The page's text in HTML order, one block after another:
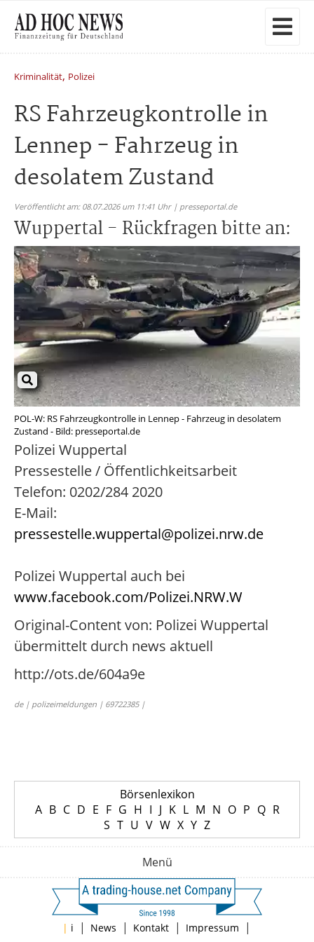
Kriminalität, Polizei
RS Fahrzeugkontrolle in
Lennep - Fahrzeug in
desolatem Zustand
Veröffentlicht am: 08.07.2026 um 11:41 Uhr | presseportal.de
Wuppertal - Rückfragen bitte an:
POL-W: RS Fahrzeugkontrolle in Lennep - Fahrzeug in desolatem
Zustand - Bild: presseportal.de
Polizei Wuppertal
Pressestelle / Öffentlichkeitsarbeit
Telefon: 0202/284 2020
E-Mail:
pressestelle.wuppertal@polizei.nrw.de
Polizei Wuppertal auch bei
www.facebook.com/Polizei.NRW.W
Original-Content von: Polizei Wuppertal
übermittelt durch news aktuell
http://ots.de/604a9e
de | polizeimeldungen | 69722385 |
Börsenlexikon
A B C D E F G H I J K L M N O P Q R
S T U V W X Y Z
Menü
| i | News | Kontakt | Impressum |